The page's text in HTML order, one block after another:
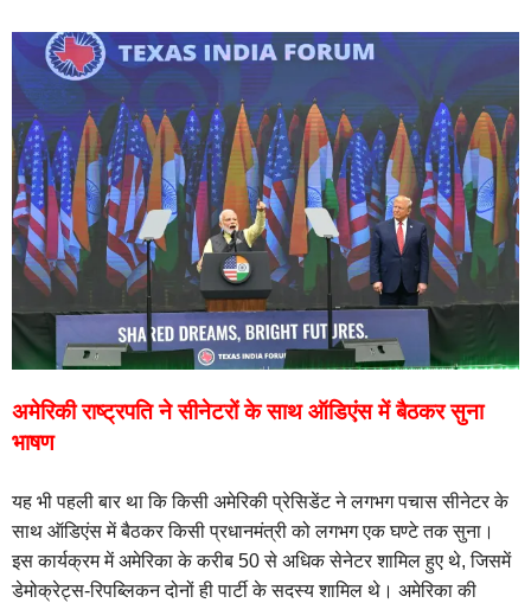
अमेरिकी राष्ट्रपति ने सीनेटरों के साथ ऑडिएंस में बैठकर सुना
भाषण
यह भी पहली बार था कि किसी अमेरिकी प्रेसिडेंट ने लगभग पचास सीनेटर के
साथ ऑडिएंस में बैठकर किसी प्रधानमंत्री को लगभग एक घण्टे तक सुना।
इस कार्यक्रम में अमेरिका के करीब 50 से अधिक सेनेटर शामिल हुए थे, जिसमें
डेमोक्रेट्स-रिपब्लिकन दोनों ही पार्टी के सदस्य शामिल थे। अमेरिका की